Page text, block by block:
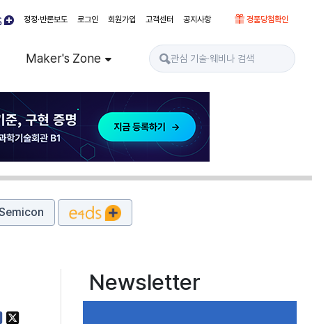
정정·반론보도 로그인 회원가입 고객센터 공지사항 경품당첨확인
Maker's Zone
Newsletter